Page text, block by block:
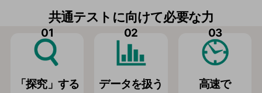
共通テストに向けて必要な力
01
「探究」する
02
データを扱う
03
高速で